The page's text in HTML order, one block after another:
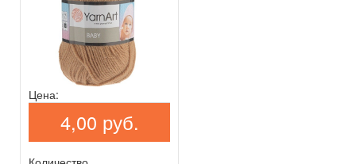
Цена:
4,00 руб.